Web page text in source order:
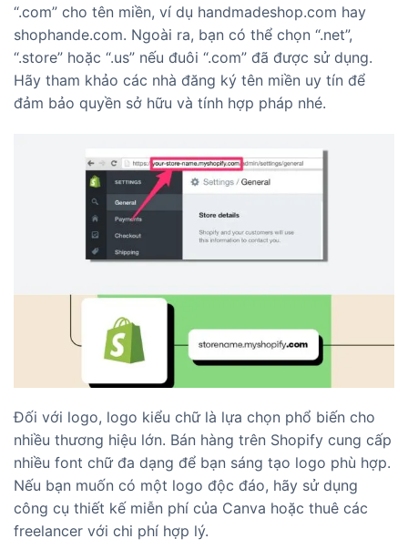
“.com” cho tên miền, ví dụ handmadeshop.com hay
shophande.com. Ngoài ra, bạn có thể chọn “.net”,
“.store” hoặc “.us” nếu đuôi “.com” đã được sử dụng.
Hãy tham khảo các nhà đăng ký tên miền uy tín để
đảm bảo quyền sở hữu và tính hợp pháp nhé.
Đối với logo, logo kiểu chữ là lựa chọn phổ biến cho
nhiều thương hiệu lớn. Bán hàng trên Shopify cung cấp
nhiều font chữ đa dạng để bạn sáng tạo logo phù hợp.
Nếu bạn muốn có một logo độc đáo, hãy sử dụng
công cụ thiết kế miễn phí của Canva hoặc thuê các
freelancer với chi phí hợp lý.